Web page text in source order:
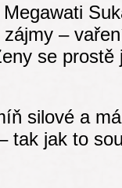
–
se prostě
silové a
tak jak to